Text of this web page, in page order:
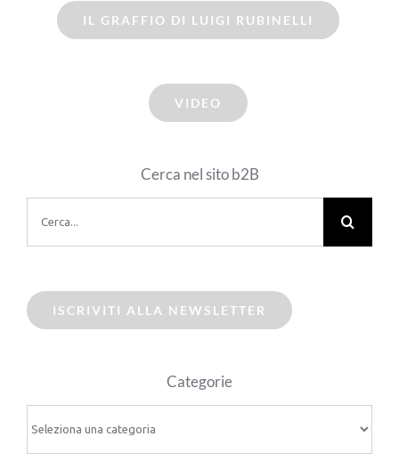
IL GRAFFIO DI LUIGI RUBINELLI
VIDEO
Cerca nel sito b2B
per:
ISCRIVITI ALLA NEWSLETTER
Categorie